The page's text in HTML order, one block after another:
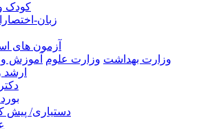
کودک
زبان-
آزمون های
وزارت بهداشت وزارت علوم آموزش
دستیاری/ پیش